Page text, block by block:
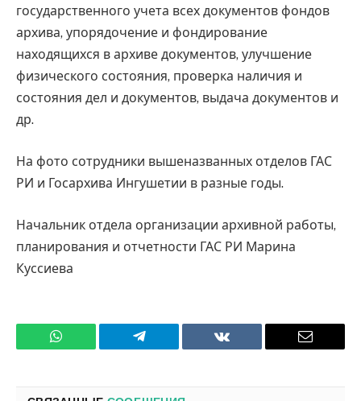
государственного учета всех документов фондов
архива, упорядочение и фондирование
находящихся в архиве документов, улучшение
физического состояния, проверка наличия и
состояния дел и документов, выдача документов и
др.
На фото сотрудники вышеназванных отделов ГАС
РИ и Госархива Ингушетии в разные годы.
Начальник отдела организации архивной работы,
планирования и отчетности ГАС РИ Марина
Куссиева
WhatsApp Телеграмм ВКонтакте